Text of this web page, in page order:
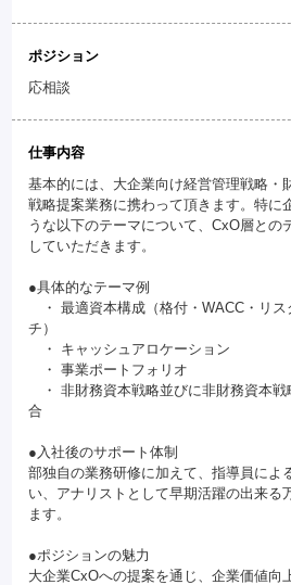
ポジション
応相談
仕事内容
基本的には、大企業向け経営管理戦略・
戦略提案業務に携わって頂きます。特に
うな以下のテーマについて、CxO層との
していただきます。
●具体的なテーマ例
・ 最適資本構成（格付・WACC・リス
チ）
・ キャッシュアロケーション
・ 事業ポートフォリオ
・ 非財務資本戦略並びに非財務資本戦
●入社後のサポート体制
部独自の業務研修に加えて、指導員によ
い、アナリストとして早期活躍の出来る
ます。
●ポジションの魅力
大企業CxOへの提案を通じ、企業価値向